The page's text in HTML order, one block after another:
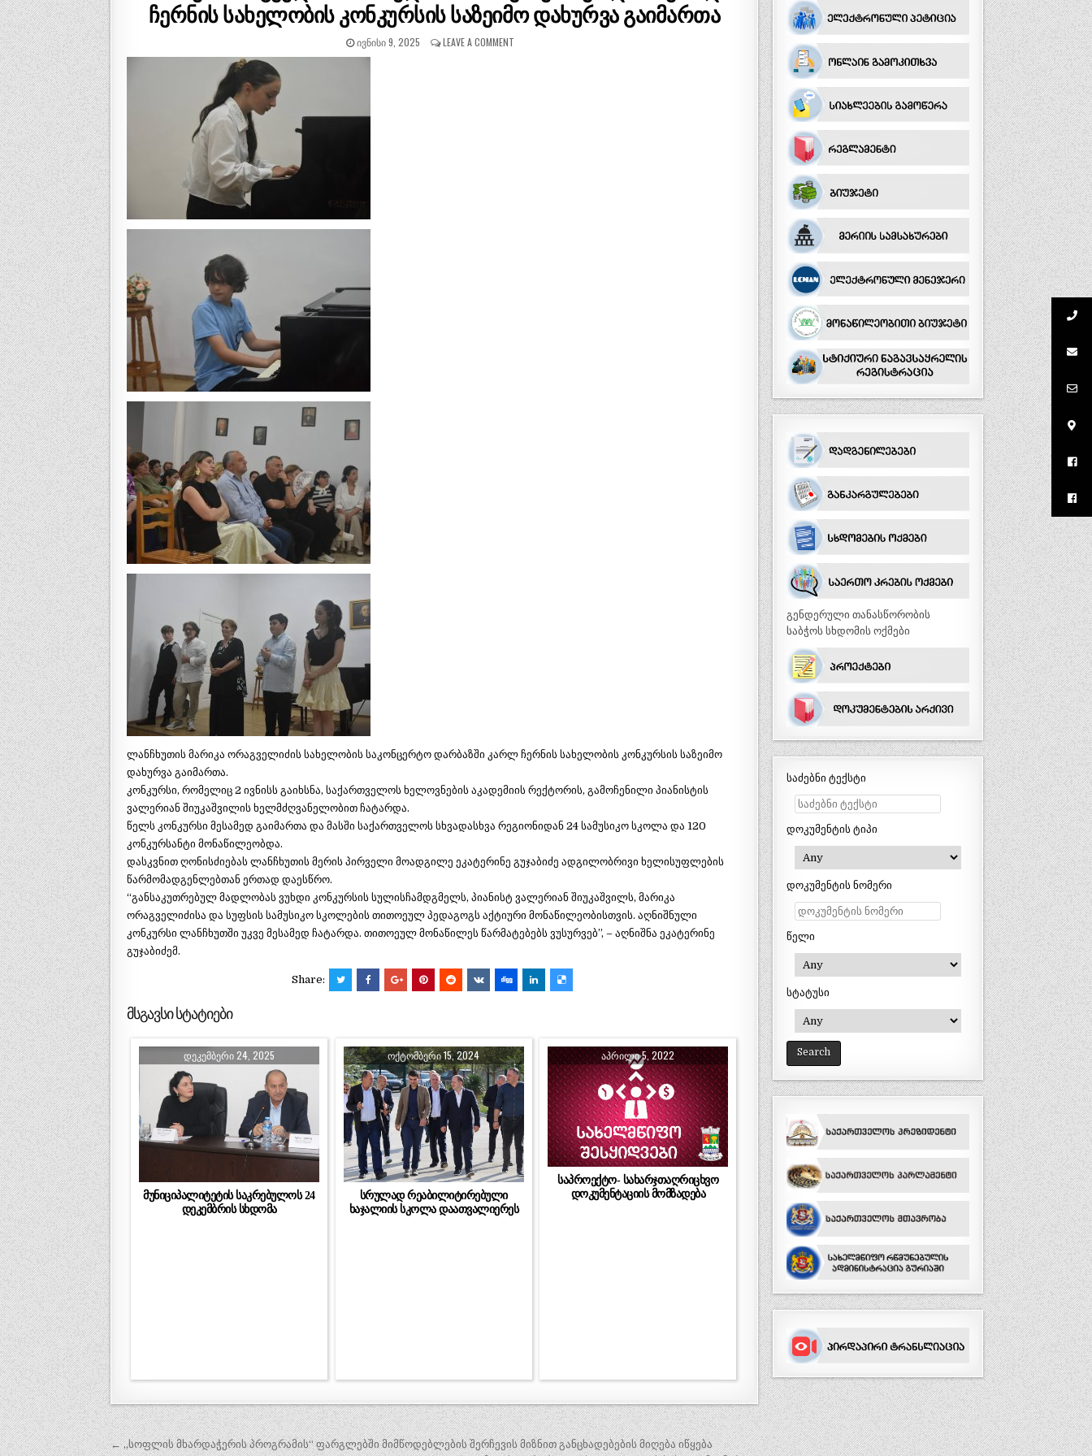
ჩერნის სახელობის კონკურსის საზეიმო დახურვა გაიმართა
ᲘᲕᲜᲘᲡᲘ 9, 2025 LEAVE A COMMENT
ლანჩხუთის მარიკა ორაგველიძის სახელობის საკონცერტო დარბაზში კარლ ჩერნის სახელობის კონკურსის საზეიმო
დახურვა გაიმართა.
კონკურსი, რომელიც 2 ივნისს გაიხსნა, საქართველოს ხელოვნების აკადემიის რექტორის, გამოჩენილი პიანისტის
ვალერიან შიუკაშვილის ხელმძღვანელობით ჩატარდა.
წელს კონკურსი მესამედ გაიმართა და მასში საქართველოს სხვადასხვა რეგიონიდან 24 სამუსიკო სკოლა და 120
კონკურსანტი მონაწილეობდა.
დასკვნით ღონისძიებას ლანჩხუთის მერის პირველი მოადგილე ეკატერინე გუჯაბიძე ადგილობრივი ხელისუფლების
წარმომადგენლებთან ერთად დაესწრო.
“განსაკუთრებულ მადლობას ვუხდი კონკურსის სულისჩამდგმელს, პიანისტ ვალერიან შიუკაშვილს, მარიკა
ორაგველიძისა და სუფსის სამუსიკო სკოლების თითოეულ პედაგოგს აქტიური მონაწილეობისთვის. აღნიშნული
კონკურსი ლანჩხუთში უკვე მესამედ ჩატარდა. თითოეულ მონაწილეს წარმატებებს ვუსურვებ”, – აღნიშნა ეკატერინე
გუჯაბიძემ.
Share:
მსგავსი სტატიები
ᲓᲔᲙᲔᲛᲑᲔᲠᲘ 24, 2025
მუნიციპალიტეტის საკრებულოს 24
დეკემბრის სხდომა
ᲝᲥᲢᲝᲛᲑᲔᲠᲘ 15, 2024
სრულად რეაბილიტირებული
ხაჯალიის სკოლა დაათვალიერეს
ᲐᲞᲠᲘᲚᲘ 5, 2022
საპროექტო- სახარჯთაღრიცხვო
დოკუმენტაციის მომზადება
პოსტის
← „სოფლის მხარდაჭერის პროგრამის“ ფარგლებში მიმწოდებლების შერჩევის მიზნით განცხადებების მიღება იწყება
გენდერული თანასწორობის
საბჭოს სხდომის ოქმები
საძებნი ტექსტი
დოკუმენტის ტიპი
დოკუმენტის ნომერი
წელი
სტატუსი